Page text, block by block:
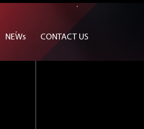
NEWs CONTACT US